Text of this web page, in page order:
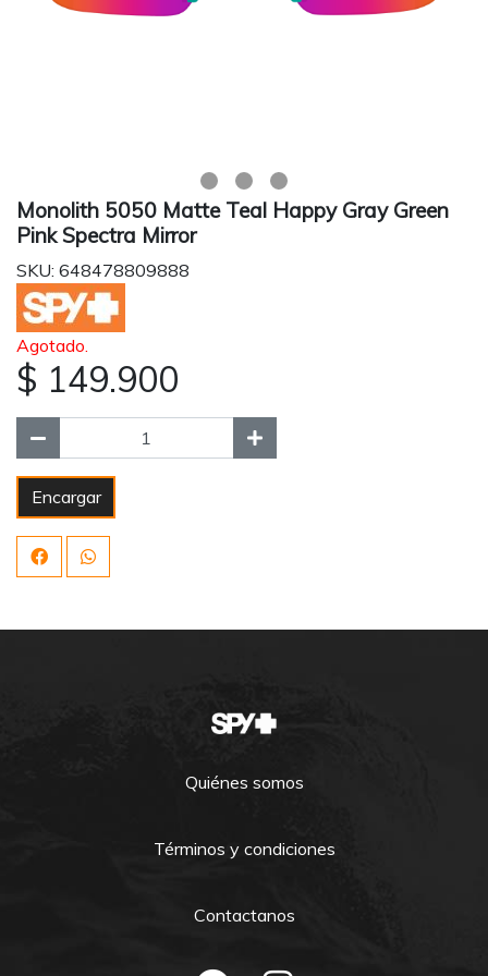
Monolith 5050 Matte Teal Happy Gray Green
Pink Spectra Mirror
SKU: 648478809888
Agotado.
$ 149.900
Encargar
Quiénes somos
Términos y condiciones
Contactanos